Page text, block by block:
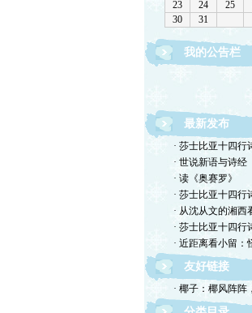
我的公告栏
欢迎转载！请注
最新发布
· 莎士比亚十四行
· 世说新语与诗经
· 读《奥赛罗》
· 莎士比亚十四行
· 从沈从文的湘
· 莎士比亚十四行
· 近距离看小留：
友好链接
· 椰子：椰风阵阵